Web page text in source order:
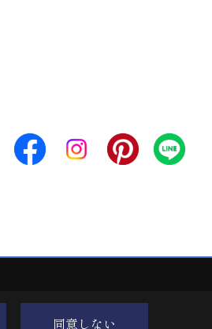
同意しない